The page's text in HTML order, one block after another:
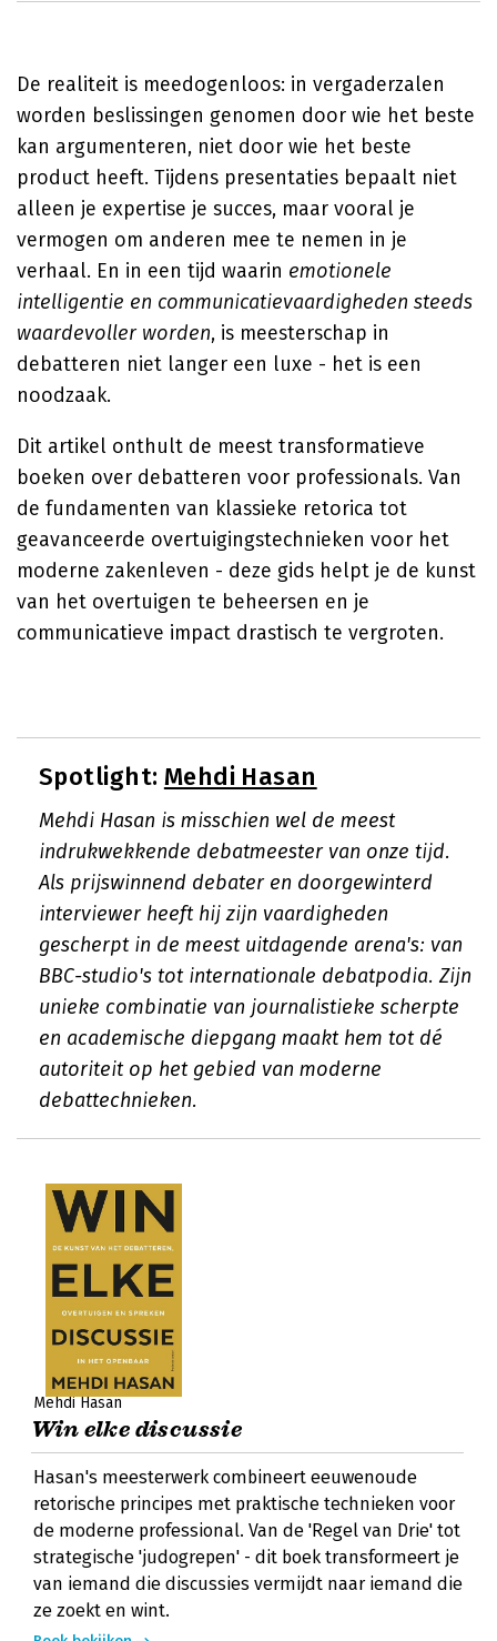
De realiteit is meedogenloos: in vergaderzalen
worden beslissingen genomen door wie het beste
kan argumenteren, niet door wie het beste
product heeft. Tijdens presentaties bepaalt niet
alleen je expertise je succes, maar vooral je
vermogen om anderen mee te nemen in je
verhaal. En in een tijd waarin emotionele
intelligentie en communicatievaardigheden steeds
waardevoller worden, is meesterschap in
debatteren niet langer een luxe - het is een
noodzaak.
Dit artikel onthult de meest transformatieve
boeken over debatteren voor professionals. Van
de fundamenten van klassieke retorica tot
geavanceerde overtuigingstechnieken voor het
moderne zakenleven - deze gids helpt je de kunst
van het overtuigen te beheersen en je
communicatieve impact drastisch te vergroten.
Spotlight: Mehdi Hasan
Mehdi Hasan is misschien wel de meest
indrukwekkende debatmeester van onze tijd.
Als prijswinnend debater en doorgewinterd
interviewer heeft hij zijn vaardigheden
gescherpt in de meest uitdagende arena's: van
BBC-studio's tot internationale debatpodia. Zijn
unieke combinatie van journalistieke scherpte
en academische diepgang maakt hem tot dé
autoriteit op het gebied van moderne
debattechnieken.
Mehdi Hasan
Win elke discussie
Hasan's meesterwerk combineert eeuwenoude
retorische principes met praktische technieken voor
de moderne professional. Van de 'Regel van Drie' tot
strategische 'judogrepen' - dit boek transformeert je
van iemand die discussies vermijdt naar iemand die
ze zoekt en wint.